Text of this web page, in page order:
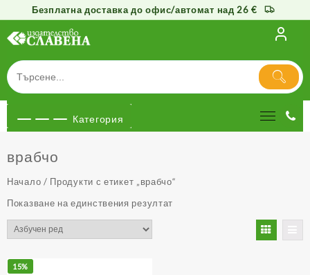
Безплатна доставка до офис/автомат над 26 €
съдържанието
Категория
врабчо
Начало / Продукти с етикет „врабчо“
Показване на единствения резултат
15%